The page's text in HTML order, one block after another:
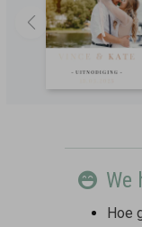
We
Hoe